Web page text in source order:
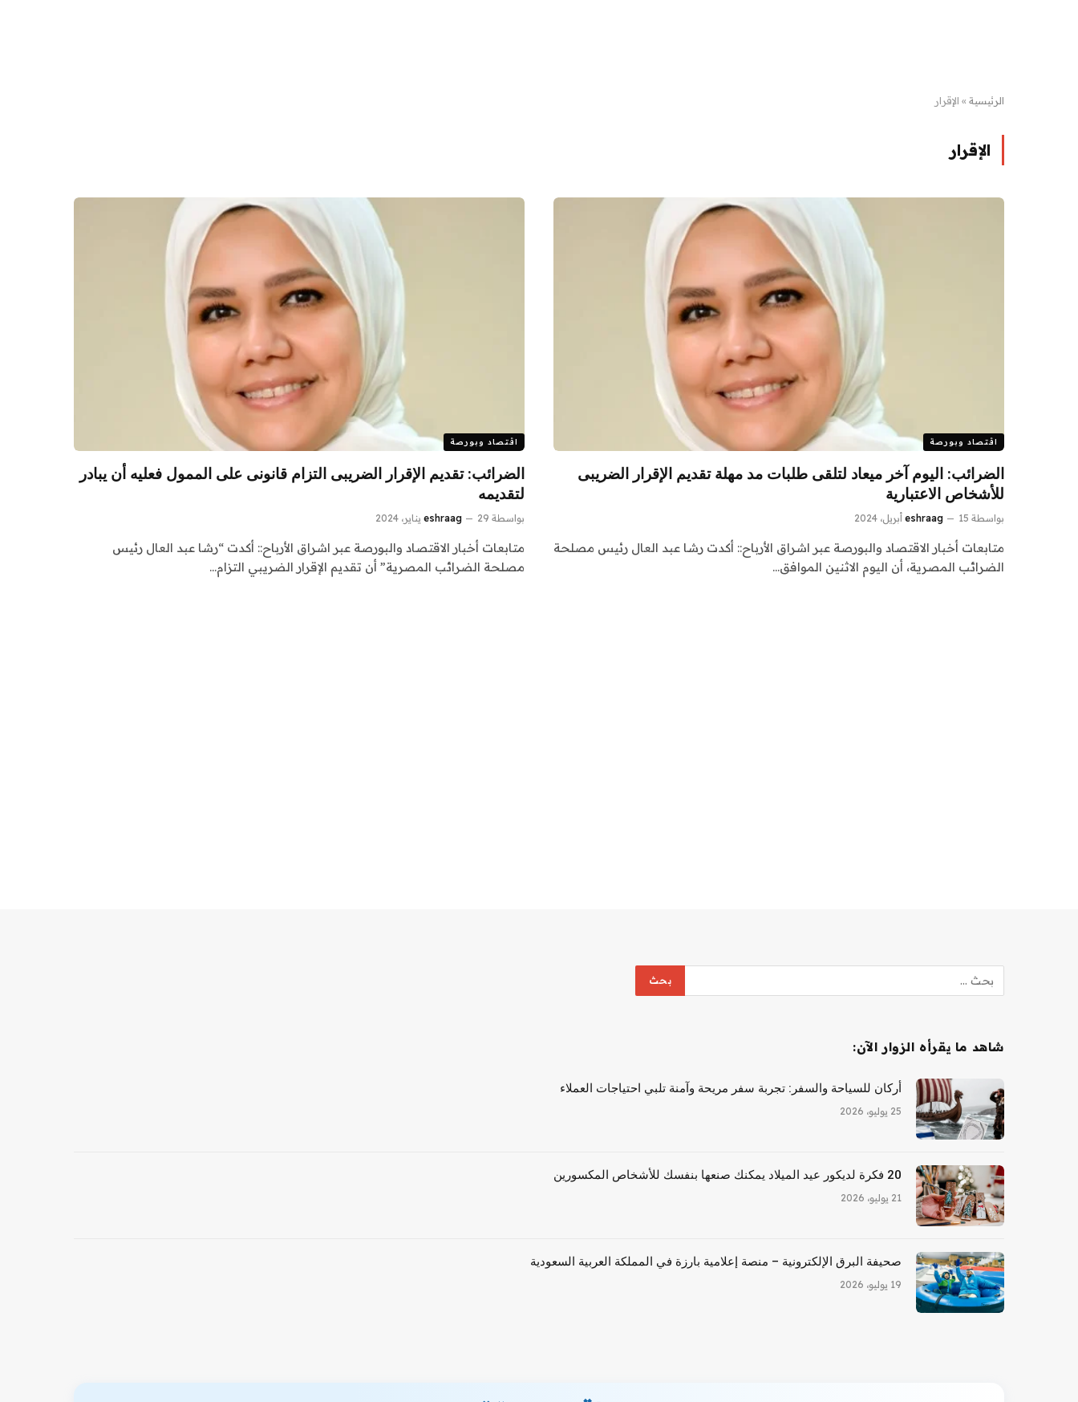
الرئيسية » الإقرار
الإقرار
اقتصاد وبورصة
الضرائب: اليوم آخر ميعاد لتلقى طلبات مد مهلة تقديم الإقرار الضريبى
للأشخاص الاعتبارية
بواسطة eshraag 15 أبريل، 2024
متابعات أخبار الاقتصاد والبورصة عبر اشراق الأرباح:: أكدت رشا عبد العال رئيس مصلحة
الضرائب المصرية، أن اليوم الاثنين الموافق…
اقتصاد وبورصة
الضرائب: تقديم الإقرار الضريبى التزام قانونى على الممول فعليه أن يبادر
لتقديمه
بواسطة eshraag 29 يناير، 2024
متابعات أخبار الاقتصاد والبورصة عبر اشراق الأرباح:: أكدت “رشا عبد العال رئيس
مصلحة الضرائب المصرية” أن تقديم الإقرار الضريبي التزام…
شاهد ما يقرأه الزوار الآن:
أركان للسياحة والسفر: تجربة سفر مريحة وآمنة تلبي احتياجات العملاء
25 يوليو، 2026
20 فكرة لديكور عيد الميلاد يمكنك صنعها بنفسك للأشخاص المكسورين
21 يوليو، 2026
صحيفة البرق الإلكترونية – منصة إعلامية بارزة في المملكة العربية السعودية
19 يوليو، 2026